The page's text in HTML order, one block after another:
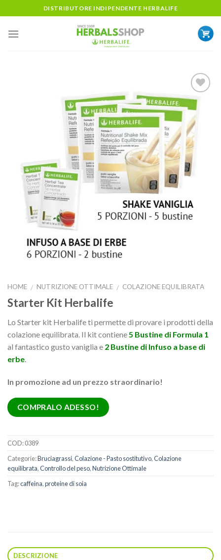
to
content
DISTRIBUTORE INDIPENDENTE HERBALIFE
ADD TO
WISHLIST
HOME / NUTRIZIONE OTTIMALE / COLAZIONE EQUILIBRATA
Starter Kit Herbalife
Lo Starter kit Herbalife ti permette di provare i prodotti della
colazione equilibrata. Il kit contiene 5 Bustine di Formula 1
al fantastico gusto vaniglia e 2 Bustine di Infuso a base di
erbe
In promozione ad un prezzo straordinario!
COMPRALO ADESSO!
COD:0389
Categorie:Bruciagrassi,Colazione - Pasto sostitutivo,Colazione
equilibrata,Controllo del peso,Nutrizione Ottimale
Tag:caffeina,proteine di soia
DESCRIZIONE